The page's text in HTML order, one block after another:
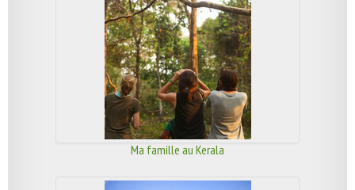
Ma famille au Kerala